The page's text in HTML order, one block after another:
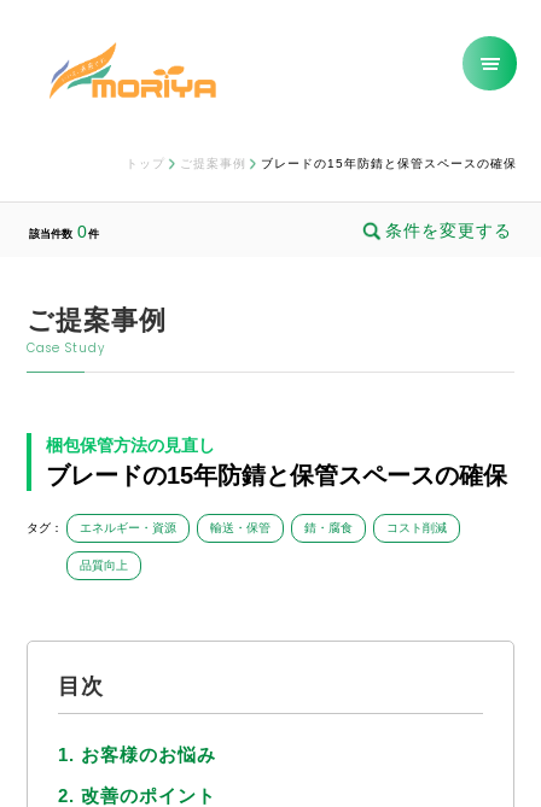
トップ ご提案事例 ブレードの15年防錆と保管スペースの確保
該当件数 0件 条件を変更する
ご提案事例
Case Study
梱包保管方法の見直し
ブレードの15年防錆と保管スペースの確保
タグ： エネルギー・資源 輸送・保管 錆・腐食 コスト削減
品質向上
目次
1. お客様のお悩み
2. 改善のポイント